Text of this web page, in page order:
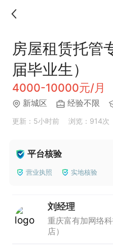
房屋租赁托管
届毕业生）
4000-10000元/月
新城区 经验不限
更新：5小时前 浏览：914次
平台核验
营业执照 实地核验
刘经理
重庆富有加网络
店）